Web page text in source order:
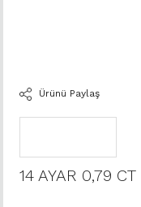
Ürünü Paylaş
14 AYAR 0,79